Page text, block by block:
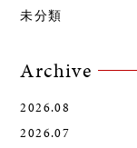
未分類
Archive
2026.08
2026.07